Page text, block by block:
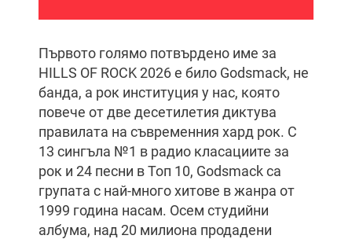
Първото голямо потвърдено име за
HILLS OF ROCK 2026 е било Godsmack, не
банда, а рок институция у нас, която
повече от две десетилетия диктува
правилата на съвременния хард рок. С
13 сингъла №1 в радио класациите за
рок и 24 песни в Топ 10, Godsmack са
групата с най-много хитове в жанра от
1999 година насам. Осем студийни
албума, над 20 милиона продадени